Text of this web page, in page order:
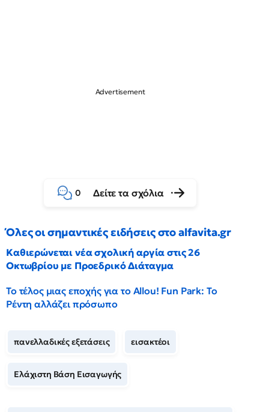
0 Δείτε τα σχόλια
Όλες οι σημαντικές ειδήσεις στο alfavita.gr
Καθιερώνεται νέα σχολική αργία στις 26
Οκτωβρίου με Προεδρικό Διάταγμα
Το τέλος μιας εποχής για το Allou! Fun Park: Το
Ρέντη αλλάζει πρόσωπο
πανελλαδικές εξετάσεις εισακτέοι
Ελάχιστη Βάση Εισαγωγής